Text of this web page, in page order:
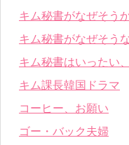
キム秘書がなぜそう
キム秘書がなぜそう
キム秘書はいったい
キム課長韓国ドラマ
コーヒー、お願い
ゴー・バック夫婦